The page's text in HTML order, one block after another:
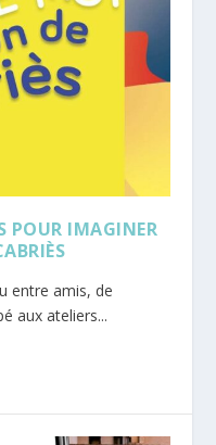
POUR IMAGINER
entre amis, de
aux ateliers...